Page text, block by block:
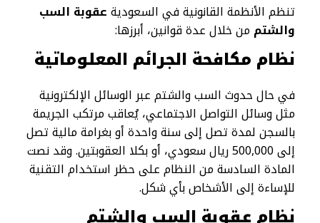
تنظم الأنظمة القانونية في السعوديةعقوبة السب
والشتم من خلال عدة قوانين، أبرزها:
نظام مكافحة الجرائم المعلوماتية
في حال حدوث السب والشتم عبر الوسائل الإلكترونية
مثل وسائل التواصل الاجتماعي، يُعاقب مرتكب الجريمة
بالسجن لمدة تصل إلى سنة واحدة أو بغرامة مالية تصل
إلى 500,000 ريال سعودي، أو بكلا العقوبتين. وقد نصت
المادة السادسة من النظام على حظر استخدام التقنية
للإساءة إلى الأشخاص بأي شكل.